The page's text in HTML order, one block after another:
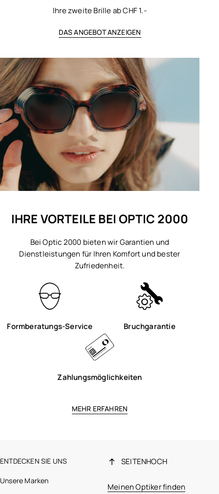
Ihre zweite Brille ab CHF 1.-
DAS ANGEBOT ANZEIGEN
IHRE VORTEILE BEI OPTIC 2000
Bei Optic 2000 bieten wir Garantien und
Dienstleistungen für Ihren Komfort und bester
Zufriedenheit.
Formberatungs-Service Bruchgarantie
Zahlungsmöglichkeiten
MEHR ERFAHREN
ENTDECKEN SIE UNS
Unsere Marken
SEITENHOCH
Meinen Optiker finden